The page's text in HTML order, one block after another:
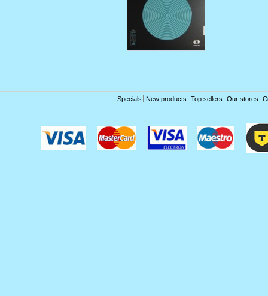
Specials New products Top sellers Our stores